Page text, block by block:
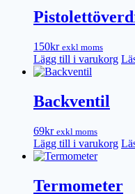
150kr exkl moms
Lägg till i varukorg
Backventil
69kr exkl moms
Lägg till i varukorg
Termometer